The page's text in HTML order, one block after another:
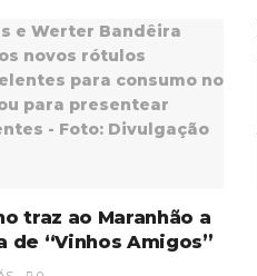
traz ao Maranhão a
de “Vinhos Amigos”